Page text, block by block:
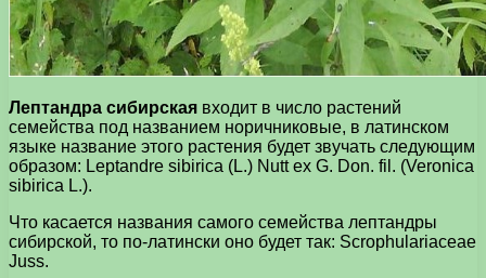
Лептандра сибирская входит в число растений
семейства под названием норичниковые, в латинском
языке название этого растения будет звучать следующим
образом: Leptandre sibirica (L.) Nutt ex G. Don. fil. (Veronica
sibirica L.).
Что касается названия самого семейства лептандры
сибирской, то по-латински оно будет так: Scrophulariaceae
Juss.